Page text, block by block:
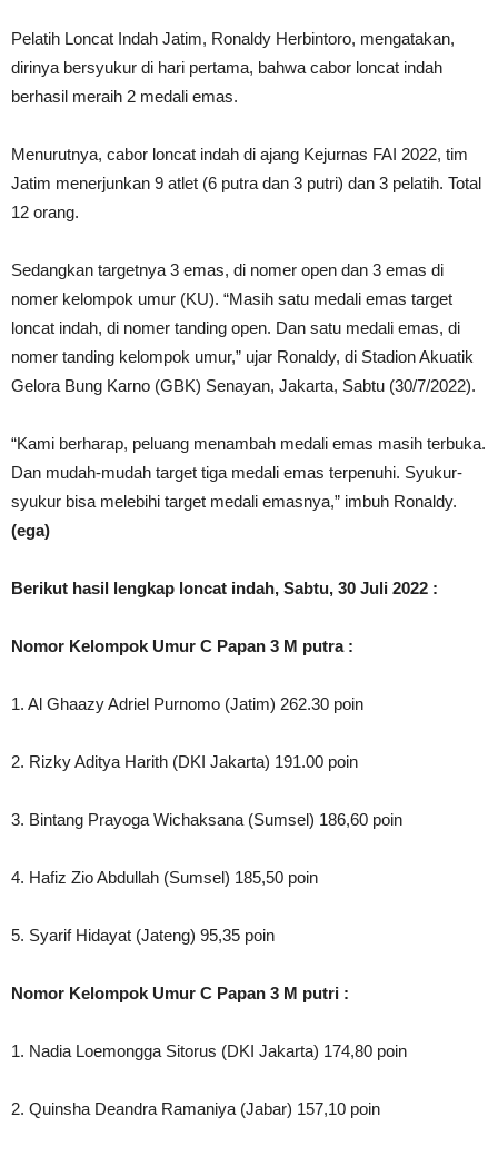
Pelatih Loncat Indah Jatim, Ronaldy Herbintoro, mengatakan,
dirinya bersyukur di hari pertama, bahwa cabor loncat indah
berhasil meraih 2 medali emas.
Menurutnya, cabor loncat indah di ajang Kejurnas FAI 2022, tim
Jatim menerjunkan 9 atlet (6 putra dan 3 putri) dan 3 pelatih. Total
12 orang.
Sedangkan targetnya 3 emas, di nomer open dan 3 emas di
nomer kelompok umur (KU). “Masih satu medali emas target
loncat indah, di nomer tanding open. Dan satu medali emas, di
nomer tanding kelompok umur,” ujar Ronaldy, di Stadion Akuatik
Gelora Bung Karno (GBK) Senayan, Jakarta, Sabtu (30/7/2022).
“Kami berharap, peluang menambah medali emas masih terbuka.
Dan mudah-mudah target tiga medali emas terpenuhi. Syukur-
syukur bisa melebihi target medali emasnya,” imbuh Ronaldy.
(ega)
Berikut hasil lengkap loncat indah, Sabtu, 30 Juli 2022 :
Nomor Kelompok Umur C Papan 3 M putra :
1. Al Ghaazy Adriel Purnomo (Jatim) 262.30 poin
2. Rizky Aditya Harith (DKI Jakarta) 191.00 poin
3. Bintang Prayoga Wichaksana (Sumsel) 186,60 poin
4. Hafiz Zio Abdullah (Sumsel) 185,50 poin
5. Syarif Hidayat (Jateng) 95,35 poin
Nomor Kelompok Umur C Papan 3 M putri :
1. Nadia Loemongga Sitorus (DKI Jakarta) 174,80 poin
2. Quinsha Deandra Ramaniya (Jabar) 157,10 poin